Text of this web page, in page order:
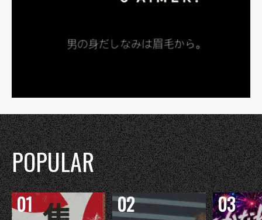
POPULAR